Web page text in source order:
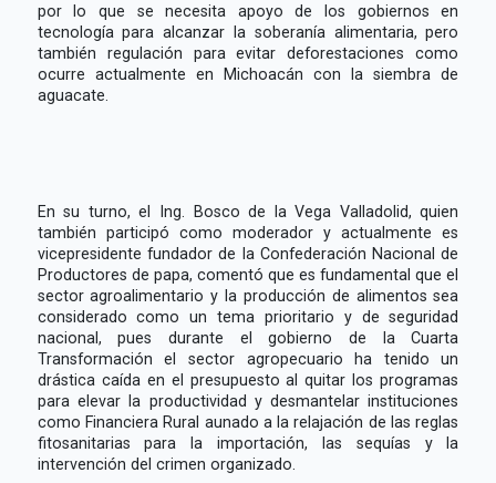
por lo que se necesita apoyo de los gobiernos en
tecnología para alcanzar la soberanía alimentaria, pero
también regulación para evitar deforestaciones como
ocurre actualmente en Michoacán con la siembra de
aguacate.
En su turno, el Ing. Bosco de la Vega Valladolid, quien
también participó como moderador y actualmente es
vicepresidente fundador de la Confederación Nacional de
Productores de papa, comentó que es fundamental que el
sector agroalimentario y la producción de alimentos sea
considerado como un tema prioritario y de seguridad
nacional, pues durante el gobierno de la Cuarta
Transformación el sector agropecuario ha tenido un
drástica caída en el presupuesto al quitar los programas
para elevar la productividad y desmantelar instituciones
como Financiera Rural aunado a la relajación de las reglas
fitosanitarias para la importación, las sequías y la
intervención del crimen organizado.